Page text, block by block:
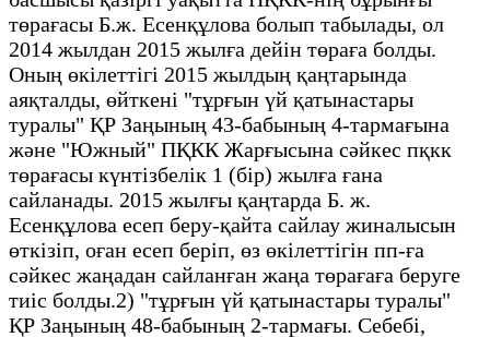
төрағасы Б.ж. Есенқұлова болып табылады, ол
2014 жылдан 2015 жылға дейін төраға болды.
Оның өкілеттігі 2015 жылдың қаңтарында
аяқталды, өйткені "тұрғын үй қатынастары
туралы" ҚР Заңының 43-бабының 4-тармағына
және "Южный" ПҚКК Жарғысына сәйкес пқкк
төрағасы күнтізбелік 1 (бір) жылға ғана
сайланады. 2015 жылғы қаңтарда Б. ж.
Есенқұлова есеп беру-қайта сайлау жиналысын
өткізіп, оған есеп беріп, өз өкілеттігін пп-ға
сәйкес жаңадан сайланған жаңа төрағаға беруге
тиіс болды.2) "тұрғын үй қатынастары туралы"
ҚР Заңының 48-бабының 2-тармағы. Себебі,